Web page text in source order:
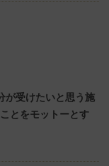
が受けたいと思う施
とをモットーとす